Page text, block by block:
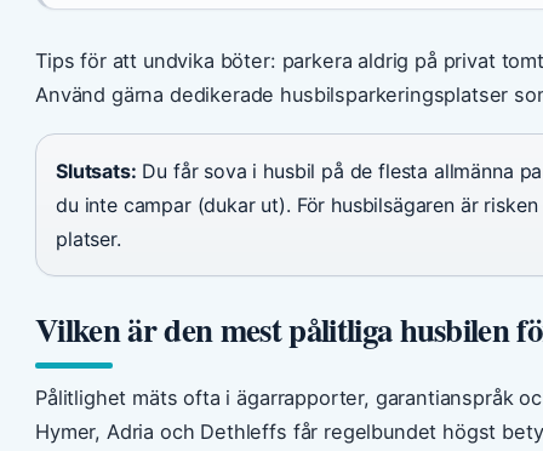
Tips för att undvika böter: parkera aldrig på privat
Använd gärna dedikerade husbilsparkeringsplatser
Slutsats: Du får sova i husbil på de flesta allmänna
du inte campar (dukar ut). För husbilsägaren är
platser.
Vilken är den mest pålitliga husbilen
Pålitlighet mäts ofta i ägarrapporter, garantianspråk
Hymer, Adria och Dethleffs får regelbundet högst